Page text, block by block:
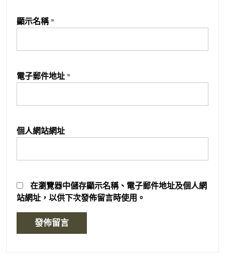
顯示名稱 *
電子郵件地址 *
個人網站網址
在瀏覽器中儲存顯示名稱、電子郵件地址及個人網
站網址，以供下次發佈留言時使用。